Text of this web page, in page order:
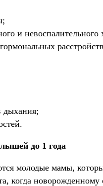
и невоспалительного
дыхания;
до 1 года
молодые мамы,
когда